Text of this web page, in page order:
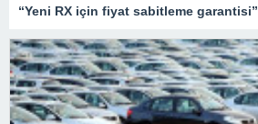
“Yeni RX için fiyat sabitleme garantisi”